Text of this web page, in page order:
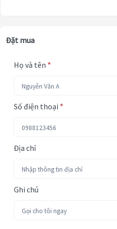
Đặt mua
Họ và tên *
Số điện thoại *
Địa chỉ
Ghi chú